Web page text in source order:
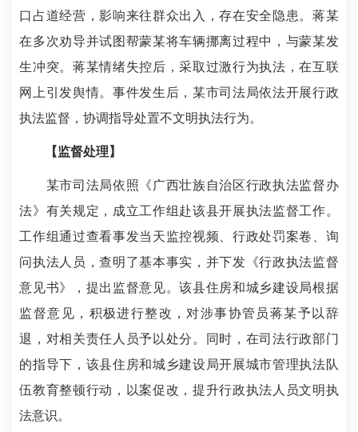
口占道经营，影响来往群众出入，存在安全隐患。蒋某
在多次劝导并试图帮蒙某将车辆挪离过程中，与蒙某发
生冲突。蒋某情绪失控后，采取过激行为执法，在互联
网上引发舆情。事件发生后，某市司法局依法开展行政
执法监督，协调指导处置不文明执法行为。
【监督处理】
某市司法局依照《广西壮族自治区行政执法监督办
法》有关规定，成立工作组赴该县开展执法监督工作。
工作组通过查看事发当天监控视频、行政处罚案卷、询
问执法人员，查明了基本事实，并下发《行政执法监督
意见书》，提出监督意见。该县住房和城乡建设局根据
监督意见，积极进行整改，对涉事协管员蒋某予以辞
退，对相关责任人员予以处分。同时，在司法行政部门
的指导下，该县住房和城乡建设局开展城市管理执法队
伍教育整顿行动，以案促改，提升行政执法人员文明执
法意识。